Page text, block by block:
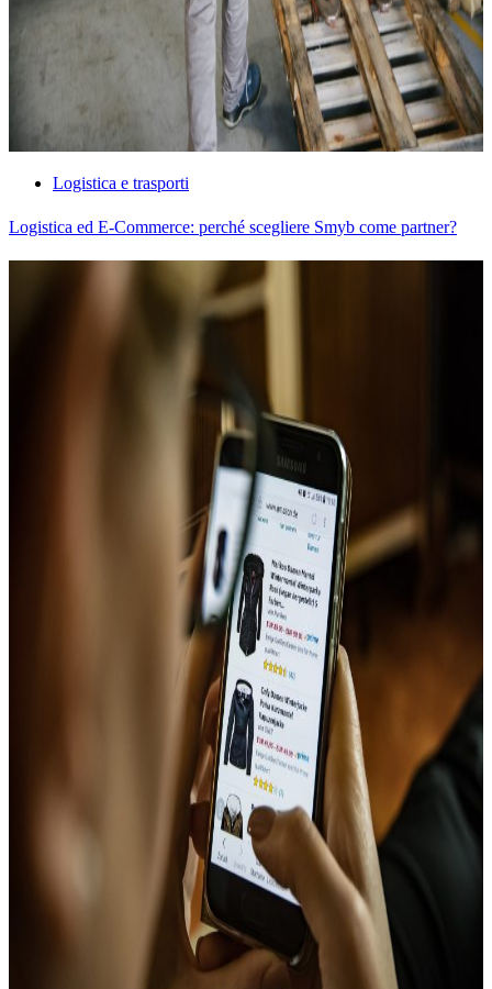
Logistica e trasporti
Logistica ed E-Commerce: perché scegliere Smyb come partner?